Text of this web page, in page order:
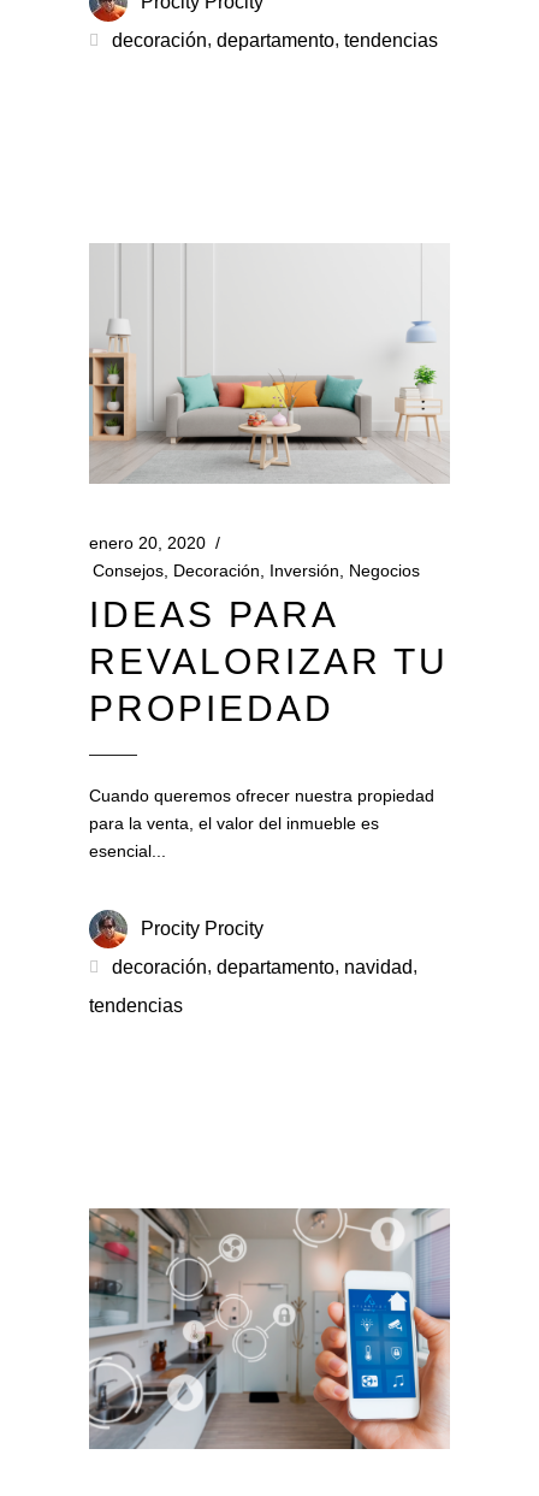
decoración, departamento, tendencias
enero 20, 2020
Consejos Decoración Inversión Negocios
IDEAS PARA
REVALORIZAR TU
PROPIEDAD
Cuando queremos ofrecer nuestra propiedad
para la venta, el valor del inmueble es
esencial
Procity Procity
decoración, departamento, navidad,
tendencias